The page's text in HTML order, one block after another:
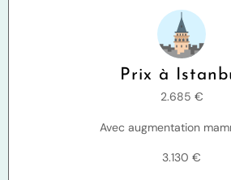
Prix à
2.685 €
Avec augmentation
3.130 €